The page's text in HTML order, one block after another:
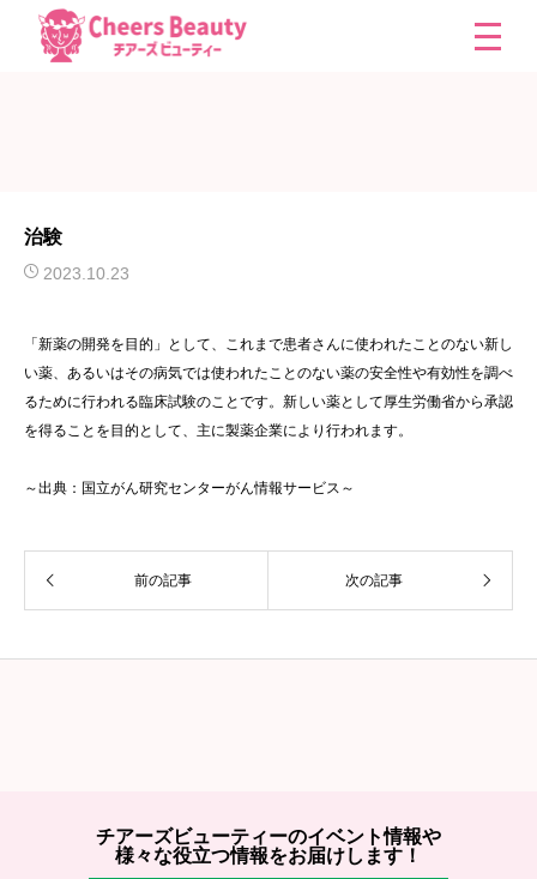
治験
2023.10.23
「新薬の開発を目的」として、これまで患者さんに使われたことのない新し
い薬、あるいはその病気では使われたことのない薬の安全性や有効性を調べ
るために行われる臨床試験のことです。新しい薬として厚生労働省から承認
を得ることを目的として、主に製薬企業により行われます。
～出典：国立がん研究センターがん情報サービス～
前の記事 次の記事
チアーズビューティーのイベント情報や
様々な役立つ情報をお届けします！